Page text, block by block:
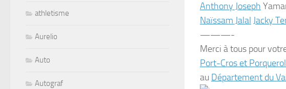
Anthony Joseph
Naïssam Jalal Jacky
———-
Merci à tous pour
Port-Cros et
au Département du
athletisme
Aurelio
Auto
Autograf